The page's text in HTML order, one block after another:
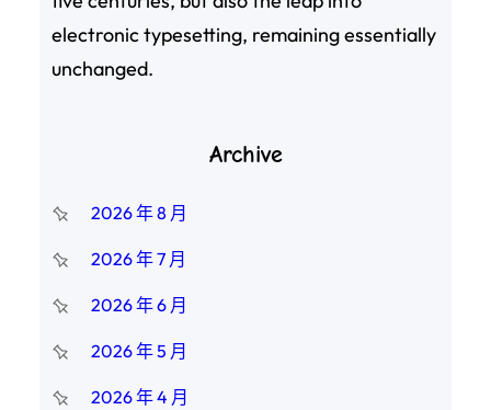
electronic typesetting, remaining essentially
unchanged.
Archive
2026 年 8 月
2026 年 7 月
2026 年 6 月
2026 年 5 月
2026 年 4 月